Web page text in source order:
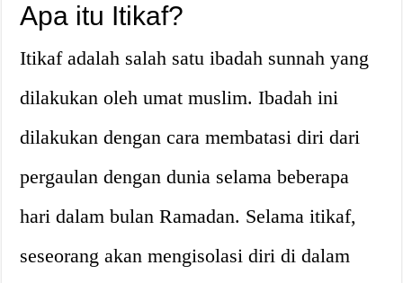
Apa itu Itikaf?
Itikaf adalah salah satu ibadah sunnah yang
dilakukan oleh umat muslim. Ibadah ini
dilakukan dengan cara membatasi diri dari
pergaulan dengan dunia selama beberapa
hari dalam bulan Ramadan. Selama itikaf,
seseorang akan mengisolasi diri di dalam